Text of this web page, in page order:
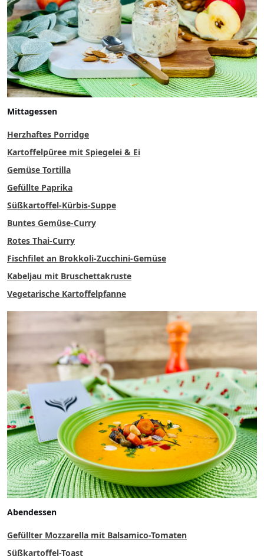
Mittagessen
Herzhaftes Porridge
Kartoffelpüree mit Spiegelei & Ei
Gemüse Tortilla
Gefüllte Paprika
Süßkartoffel-Kürbis-Suppe
Buntes Gemüse-Curry
Rotes Thai-Curry
Fischfilet an Brokkoli-Zucchini-Gemüse
Kabeljau mit Bruschettakruste
Vegetarische Kartoffelpfanne
Abendessen
Gefüllter Mozzarella mit Balsamico-Tomaten
Süßkartoffel-Toast